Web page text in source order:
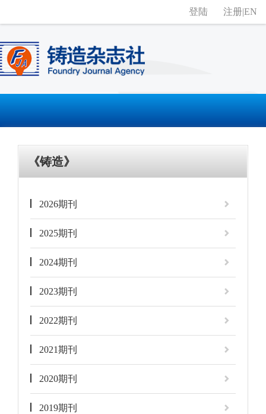
登陆 注册|EN
《铸造》
2026期刊
2025期刊
2024期刊
2023期刊
2022期刊
2021期刊
2020期刊
2019期刊